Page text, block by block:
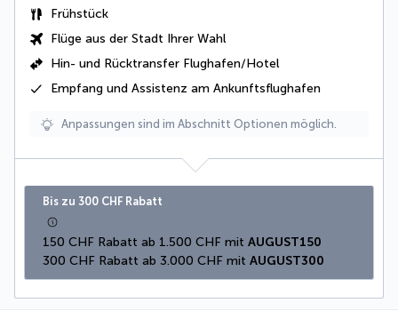
Frühstück
Flüge aus der Stadt Ihrer Wahl
Hin- und Rücktransfer Flughafen/Hotel
Empfang und Assistenz am Ankunftsflughafen
Anpassungen sind im Abschnitt Optionen möglich.
Bis zu 300 CHF Rabatt
150 CHF Rabatt ab 1.500 CHF mit AUGUST150
300 CHF Rabatt ab 3.000 CHF mit AUGUST300